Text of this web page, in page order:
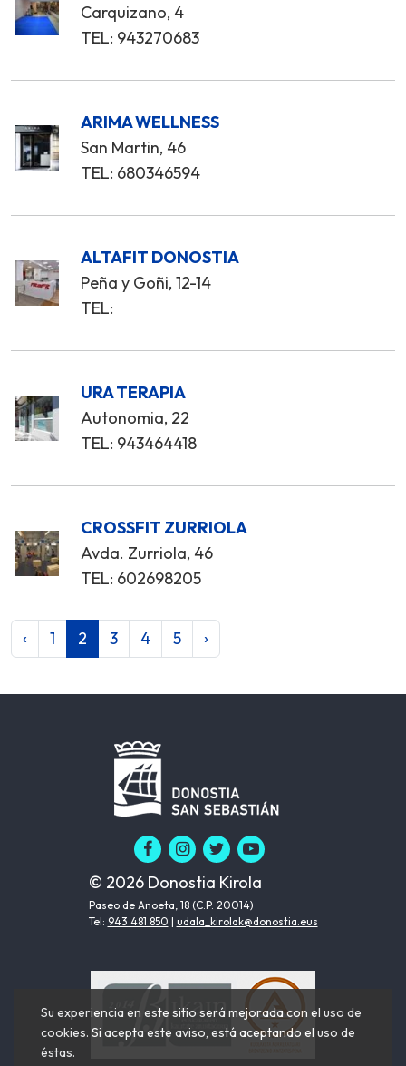
Carquizano, 4
TEL: 943270683
ARIMA WELLNESS
San Martin, 46
TEL: 680346594
ALTAFIT DONOSTIA
Peña y Goñi, 12-14
TEL:
URA TERAPIA
Autonomia, 22
TEL: 943464418
CROSSFIT ZURRIOLA
Avda. Zurriola, 46
TEL: 602698205
‹ 1 2 3 4 5 ›
© 2026 Donostia Kirola
Paseo de Anoeta, 18 (C.P. 20014)
Tel: 943 481 850 | udala_kirolak@donostia.eus
Su experiencia en este sitio será mejorada con el uso de
cookies. Si acepta este aviso, está aceptando el uso de
éstas.